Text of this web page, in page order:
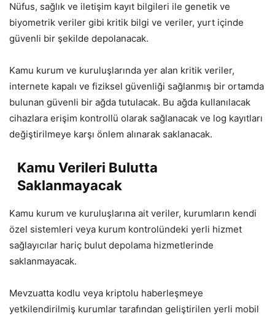
Nüfus, sağlık ve iletişim kayıt bilgileri ile genetik ve
biyometrik veriler gibi kritik bilgi ve veriler, yurt içinde
güvenli bir şekilde depolanacak.
Kamu kurum ve kuruluşlarında yer alan kritik veriler,
internete kapalı ve fiziksel güvenliği sağlanmış bir ortamda
bulunan güvenli bir ağda tutulacak. Bu ağda kullanılacak
cihazlara erişim kontrollü olarak sağlanacak ve log kayıtları
değiştirilmeye karşı önlem alınarak saklanacak.
Kamu Verileri Bulutta
Saklanmayacak
Kamu kurum ve kuruluşlarına ait veriler, kurumların kendi
özel sistemleri veya kurum kontrolündeki yerli hizmet
sağlayıcılar hariç bulut depolama hizmetlerinde
saklanmayacak.
Mevzuatta kodlu veya kriptolu haberleşmeye
yetkilendirilmiş kurumlar tarafından geliştirilen yerli mobil